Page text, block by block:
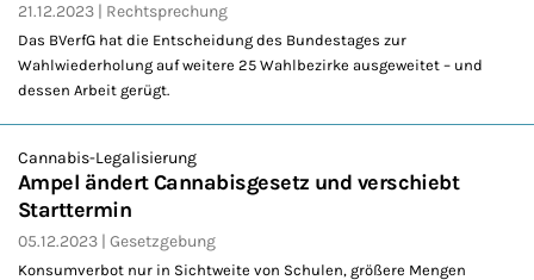
21.12.2023 Rechtsprechung
Das BVerfG hat die Entscheidung des Bundestages zur
Wahlwiederholung auf weitere 25 Wahlbezirke ausgeweitet – und
dessen Arbeit gerügt.
Cannabis-Legalisierung
Ampel ändert Cannabisgesetz und verschiebt
Starttermin
05.12.2023 Gesetzgebung
Konsumverbot nur in Sichtweite von Schulen, größere Mengen